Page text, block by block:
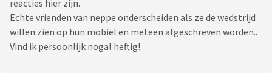
reacties hier zijn.
Echte vrienden van neppe onderscheiden als ze de wedstrijd
willen zien op hun mobiel en meteen afgeschreven worden..
Vind ik persoonlijk nogal heftig!